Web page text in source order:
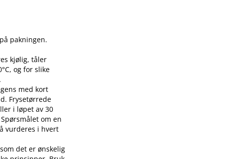
pakningen.
kjølig, tåler
og for slike
med kort
Frysetørrede
i løpet av 30
om en
vurderes i hvert
det er ønskelig